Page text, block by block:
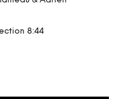
8:44